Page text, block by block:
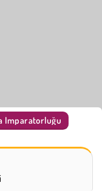
İmparatorluğu